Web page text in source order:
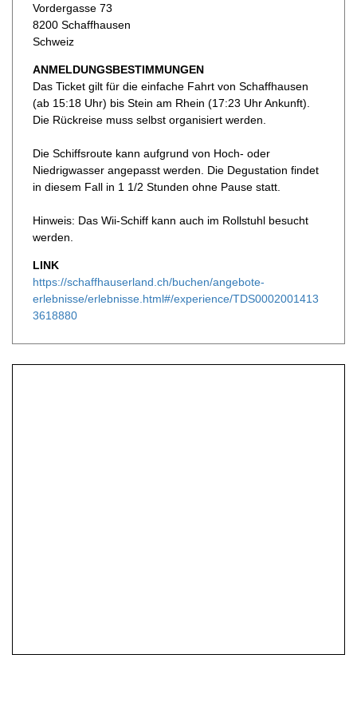
Vordergasse 73
8200 Schaffhausen
Schweiz
ANMELDUNGSBESTIMMUNGEN
Das Ticket gilt für die einfache Fahrt von Schaffhausen
(ab 15:18 Uhr) bis Stein am Rhein (17:23 Uhr Ankunft).
Die Rückreise muss selbst organisiert werden.
Die Schiffsroute kann aufgrund von Hoch- oder
Niedrigwasser angepasst werden. Die Degustation findet
in diesem Fall in 1 1/2 Stunden ohne Pause statt.
Hinweis: Das Wii-Schiff kann auch im Rollstuhl besucht
werden.
LINK
https://schaffhauserland.ch/buchen/angebote-
erlebnisse/erlebnisse.html#/experience/TDS0002001413
3618880